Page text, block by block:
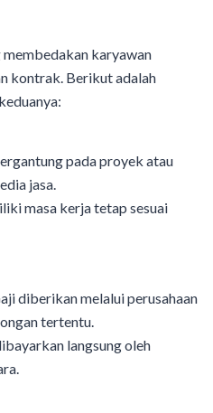
karyawan
kontrak. Berikut adalah
pada proyek atau
jasa.
masa kerja tetap sesuai
diberikan melalui perusahaan
tertentu.
langsung oleh